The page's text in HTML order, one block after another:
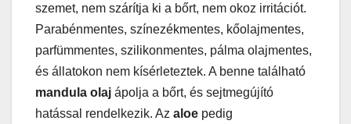
szemet, nem szárítja ki a bőrt, nem okoz irritációt.
Parabénmentes, színezékmentes, kőolajmentes,
parfümmentes, szilikonmentes, pálma olajmentes,
és állatokon nem kísérleteztek. A benne található
mandula olaj ápolja a bőrt, és sejtmegújító
hatással rendelkezik. Az aloe pedig